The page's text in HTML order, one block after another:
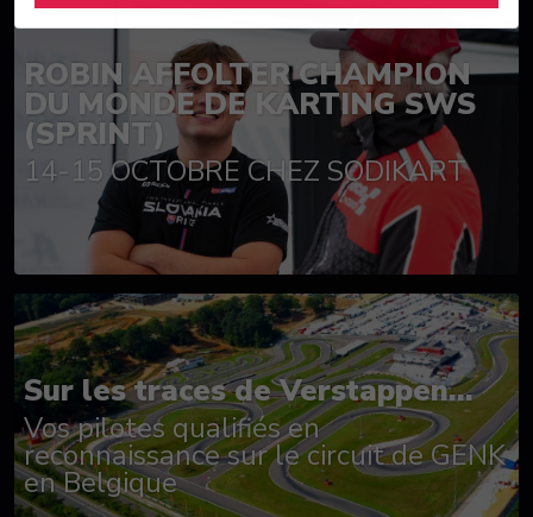
ROBIN AFFOLTER CHAMPION
DU MONDE DE KARTING SWS
(SPRINT)
14-15 OCTOBRE CHEZ SODIKART
Sur les traces de Verstappen...
Vos pilotes qualifiés en
reconnaissance sur le circuit de GENK
en Belgique